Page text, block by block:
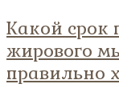
Какой срок
жирового
правильно